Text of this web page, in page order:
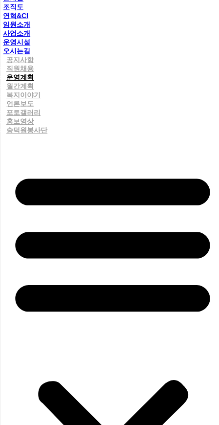
조직도
연혁&CI
임원소개
사업소개
운영시설
오시는길
공지사항
직원채용
운영계획
월간계획
복지이야기
언론보도
포토갤러리
홍보영상
숭덕원봉사단